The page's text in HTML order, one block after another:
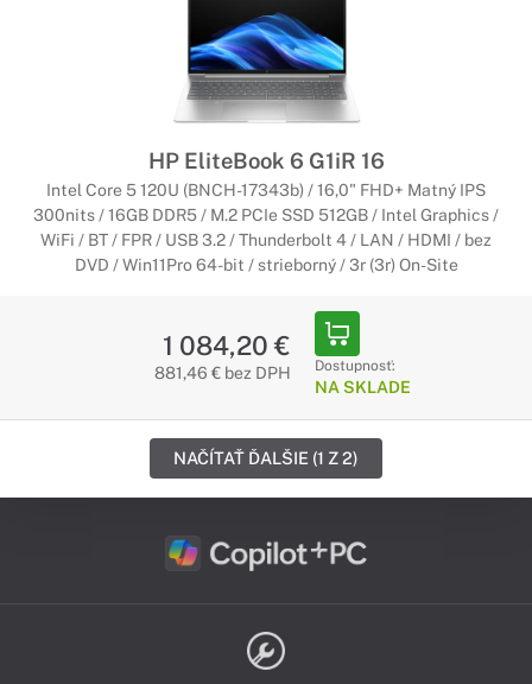
HP EliteBook 6 G1iR 16
Intel Core 5 120U (BNCH-17343b) / 16,0" FHD+ Matný IPS
300nits / 16GB DDR5 / M.2 PCIe SSD 512GB / Intel Graphics /
WiFi / BT / FPR / USB 3.2 / Thunderbolt 4 / LAN / HDMI / bez
DVD / Win11Pro 64-bit / strieborný / 3r (3r) On-Site
1 084,20 €
881,46 € bez DPH Dostupnosť:
NA SKLADE
NAČÍTAŤ ĎALŠIE (1 Z 2)